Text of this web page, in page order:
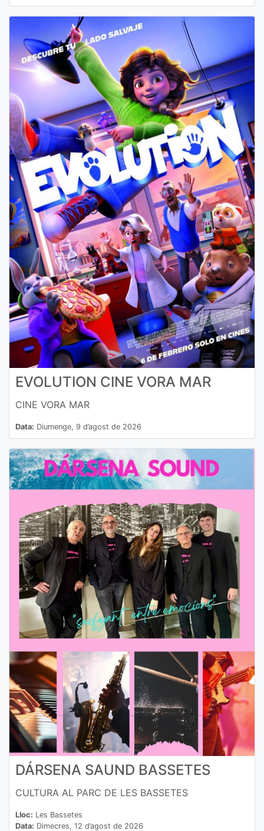
EVOLUTION CINE VORA MAR
CINE VORA MAR
Data: Diumenge, 9 d’agost de 2026
DÁRSENA SAUND BASSETES
CULTURA AL PARC DE LES BASSETES
Lloc: Les Bassetes
Data: Dimecres, 12 d’agost de 2026